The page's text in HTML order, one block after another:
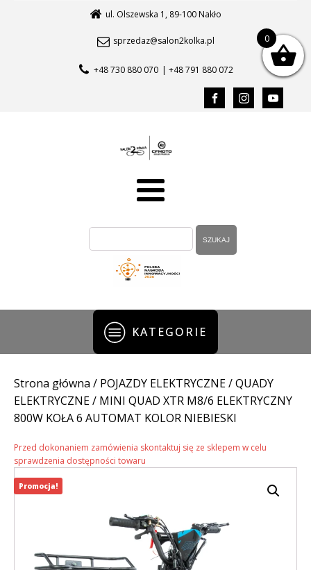
ul. Olszewska 1, 89-100 Nakło
sprzedaz@salon2kolka.pl
+48 730 880 070 | +48 791 880 072
KATEGORIE
Strona główna / POJAZDY ELEKTRYCZNE/QUADY
ELEKTRYCZNE/ MINI QUAD XTR M8/6 ELEKTRYCZNY
800W KOŁA 6 AUTOMAT KOLOR NIEBIESKI
Przed dokonaniem zamówienia skontaktuj się ze sklepem w celu
sprawdzenia dostępności towaru
Promocja!
0